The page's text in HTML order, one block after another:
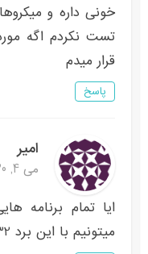
خونی داره و
تست نکردم اگه
قرار میدم
پاسخ
امیر
می 4, 2020 در 4:53 ب.ظ
ایا تمام برنامه
میتونیم با این برد stm32 پیاده سازی بکنیم؟